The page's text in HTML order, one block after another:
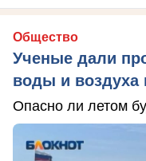
Общество
Ученые дали
воды и воздуха
Опасно ли летом